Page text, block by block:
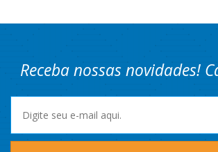
Receba nossas novidades!